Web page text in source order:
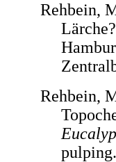
Rehbein,
Rehbein,